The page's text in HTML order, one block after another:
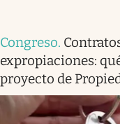
Congreso.
expropiaciones:
proyecto de